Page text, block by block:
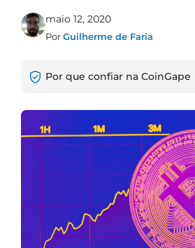
maio 12, 2020
PorGuilherme de Faria
Por que confiar na CoinGape